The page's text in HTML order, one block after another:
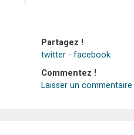
Partagez !
twitter - facebook
Commentez !
Laisser un commentaire